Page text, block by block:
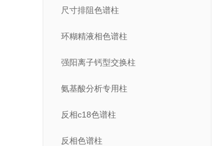
尺寸排阻色谱柱
环糊精液相色谱柱
强阳离子钙型交换柱
氨基酸分析专用柱
反相c18色谱柱
反相色谱柱